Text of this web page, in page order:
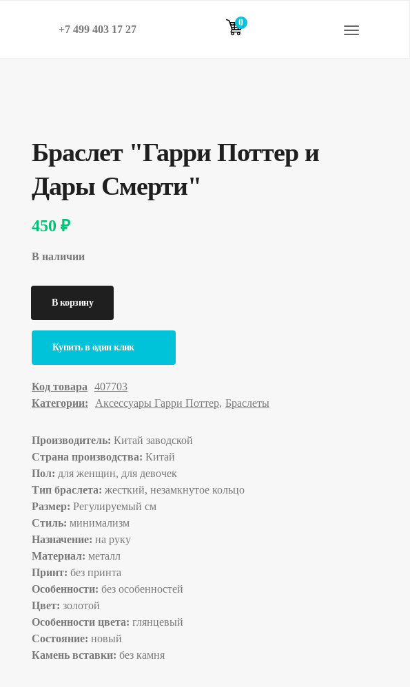
+7 499 403 17 27
0
элементов
Браслет "Гарри Поттер и
Дары Смерти"
450 ₽
В наличии
Купить в один клик
Код товара
407703
Категории:
Аксессуары Гарри Поттер Браслеты
Производитель: Китай заводской
Страна производства: Китай
Пол: для женщин, для девочек
Тип браслета: жесткий, незамкнутое кольцо
Размер: Регулируемый см
Стиль: минимализм
Назначение: на руку
Материал: металл
Принт: без принта
Особенности: без особенностей
Цвет: золотой
Особенности цвета: глянцевый
Состояние: новый
Камень вставки: без камня